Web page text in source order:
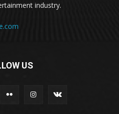
industry.
US